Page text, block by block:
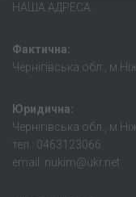
НАША АДРЕСА:
Фактична:
Чернігівська обл.,
Юридична:
Чернігівська обл.,
тел.: 0463123066
email: nukim@ukr.net